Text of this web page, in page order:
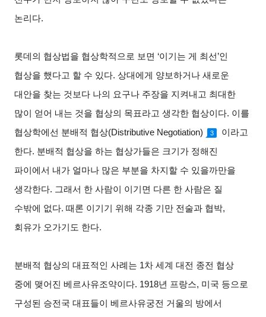
논리다.
롯데의 협상법을 협상학적으로 보면 ‘이기는 게 최선 ’인
협상을 했다고 할 수 있다.상대에게 양보하거나 새로운
대안을 찾는 것보다 나의 요구나 주장을 지켜내고 최대한
많이 얻어 내는 것을 협상의 목표라고 생각한 협상이다. 이를
협상학에선 분배적 협상(Distributive Negotiation) 3
이라고
한다. 분배적 협상을 하는 협상가들은 크기가 정해진
파이에서 내가 얼마나 많은 부분을 차지할 수 있을까만을
생각한다. 그래서 한 사람이 이기면 다른 한 사람은 질
수밖에 없다.때론 이기기 위해 각종 기만 전술과 협박,
회유가 오가기도 한다.
분배적 협상의 대표적인 사례는 1차 세계 대전 종전 협상
중에 맺어진 베르사유조약이다. 1918년 프랑스, 미국 등으로
구성된 승전국 대표들이 베르사유궁전 거울의 방에서